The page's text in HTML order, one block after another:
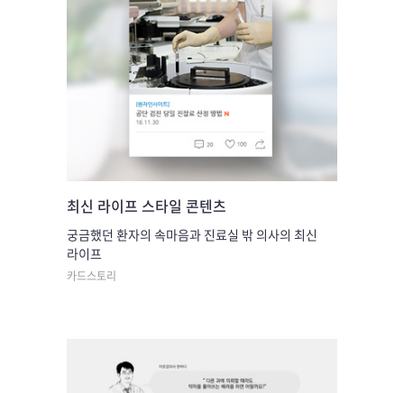
최신 라이프 스타일 콘텐츠
궁금했던 환자의 속마음과 진료실 밖 의사의 최신
라이프
카드스토리